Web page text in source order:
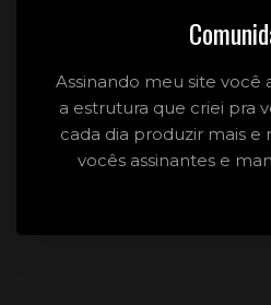
Assinando meu site você
a estrutura que criei pra
cada dia produzir mais e
vocês assinantes e